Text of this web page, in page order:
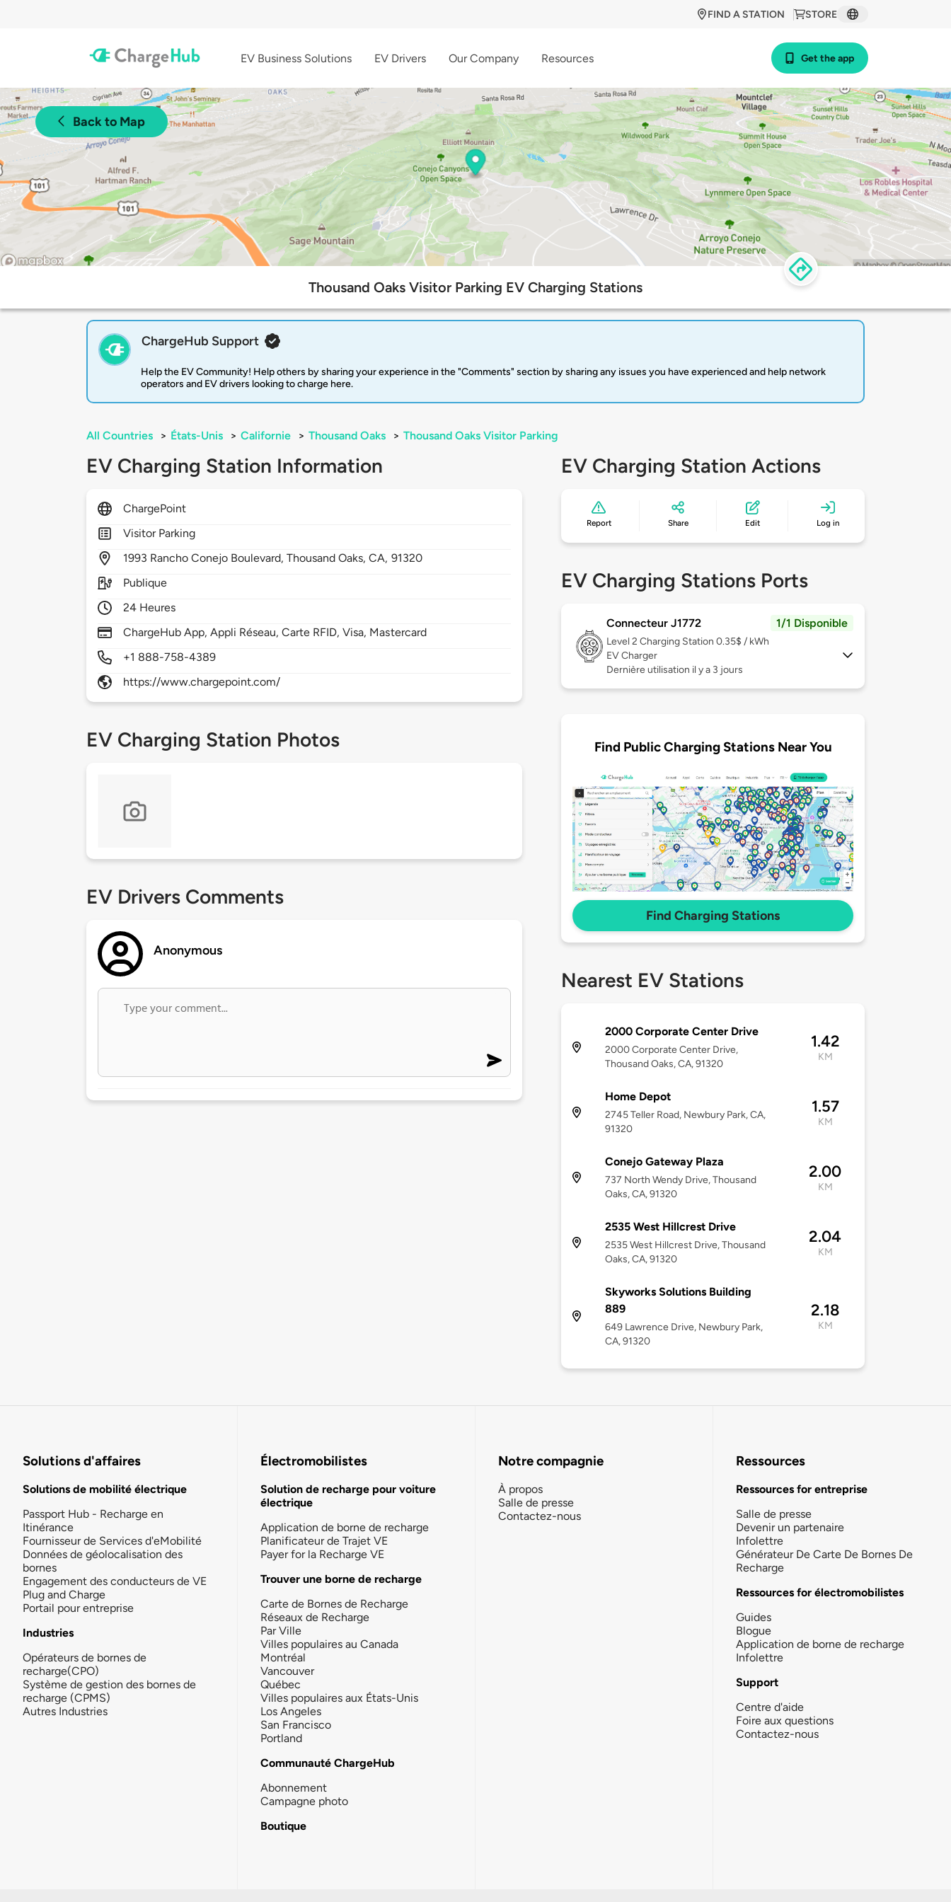
STORE
FIND A STATION
EV Business Solutions EV Drivers Our Company Resources Get the app
Back to Map
Thousand Oaks Visitor Parking EV Charging Stations
ChargeHub Support
Help the EV Community! Help others by sharing your experience in the "Comments" section by sharing any issues you have experienced and help network
operators and EV drivers looking to charge here.
All Countries > États-Unis > Californie > Thousand Oaks > Thousand Oaks Visitor Parking
EV Charging Station Information
ChargePoint
Visitor Parking
1993 Rancho Conejo Boulevard,Thousand Oaks,CA, 91320
Publique
24 Heures
ChargeHub App, Appli Réseau, Carte RFID, Visa, Mastercard
+1 888-758-4389
https://www.chargepoint.com/
EV Charging Station Photos
EV Drivers Comments
Anonymous
EV Charging Station Actions
Report Share Edit Log in
EV Charging Stations Ports
Connecteur J1772 1/1 Disponible
Level 2 Charging Station 0.35$ / kWh
EV Charger
Dernière utilisation il y a 3 jours
Find Public Charging Stations Near You
Find Charging Stations
Nearest EV Stations
2000 Corporate Center Drive
2000 Corporate Center Drive,
Thousand Oaks, CA, 91320
1.42
KM
Home Depot
2745 Teller Road, Newbury Park, CA,
91320
1.57
KM
Conejo Gateway Plaza
737 North Wendy Drive, Thousand
Oaks, CA, 91320
2.00
KM
2535 West Hillcrest Drive
2535 West Hillcrest Drive, Thousand
Oaks, CA, 91320
2.04
KM
Skyworks Solutions Building
889
649 Lawrence Drive, Newbury Park,
CA, 91320
2.18
KM
Solutions d'affaires
Solutions de mobilité électrique
Passport Hub - Recharge en
Itinérance
Fournisseur de Services d'eMobilité
Données de géolocalisation des
bornes
Engagement des conducteurs de VE
Plug and Charge
Portail pour entreprise
Industries
Opérateurs de bornes de
recharge(CPO)
Système de gestion des bornes de
recharge (CPMS)
Autres Industries
Électromobilistes
Solution de recharge pour voiture
électrique
Application de borne de recharge
Planificateur de Trajet VE
Payer for la Recharge VE
Trouver une borne de recharge
Carte de Bornes de Recharge
Réseaux de Recharge
Par Ville
Villes populaires au Canada
Montréal
Vancouver
Québec
Villes populaires aux États-Unis
Los Angeles
San Francisco
Portland
Communauté ChargeHub
Abonnement
Campagne photo
Boutique
Notre compagnie
À propos
Salle de presse
Contactez-nous
Ressources
Ressources for entreprise
Salle de presse
Devenir un partenaire
Infolettre
Générateur De Carte De Bornes De
Recharge
Ressources for électromobilistes
Guides
Blogue
Application de borne de recharge
Infolettre
Support
Centre d'aide
Foire aux questions
Contactez-nous